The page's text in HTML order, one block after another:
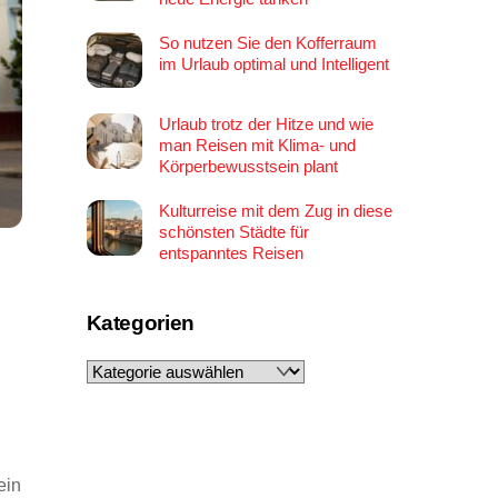
So nutzen Sie den Kofferraum
im Urlaub optimal und Intelligent
Urlaub trotz der Hitze und wie
man Reisen mit Klima- und
Körperbewusstsein plant
Kulturreise mit dem Zug in diese
schönsten Städte für
entspanntes Reisen
Kategorien
Kategorien